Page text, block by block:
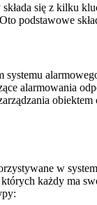
się z kilku
podstawowe
systemu
alarmowania
w
każdy ma